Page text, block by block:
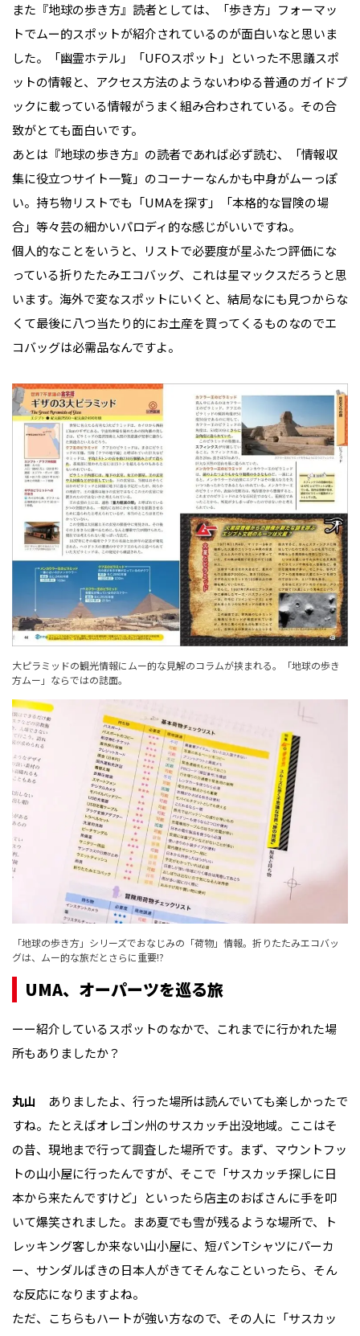
また『地球の歩き方』読者としては、「歩き方」フォーマッ
トでムー的スポットが紹介されているのが面白いなと思いま
した。「幽霊ホテル」「UFOスポット」といった不思議スポ
ットの情報と、アクセス方法のようないわゆる普通のガイドブ
ックに載っている情報がうまく組み合わされている。その合
致がとても面白いです。
あとは『地球の歩き方』の読者であれば必ず読む、「情報収
集に役立つサイト一覧」のコーナーなんかも中身がムーっぽ
い。持ち物リストでも「UMAを探す」「本格的な冒険の場
合」等々芸の細かいパロディ的な感じがいいですね。
個人的なことをいうと、リストで必要度が星ふたつ評価にな
っている折りたたみエコバッグ、これは星マックスだろうと思
います。海外で変なスポットにいくと、結局なにも見つからな
くて最後に八つ当たり的にお土産を買ってくるものなのでエ
コバッグは必需品なんですよ。
大ピラミッドの観光情報にムー的な見解のコラムが挟まれる。「地球の歩き
方ムー」ならではの誌面。
「地球の歩き方」シリーズでおなじみの「荷物」情報。折りたたみエコバッ
グは、ムー的な旅だとさらに重要!?
UMA、オーパーツを巡る旅
ーー紹介しているスポットのなかで、これまでに行かれた場
所もありましたか？
丸山 ありましたよ、行った場所は読んでいても楽しかったで
すね。たとえばオレゴン州のサスカッチ出没地域。ここはそ
の昔、現地まで行って調査した場所です。まず、マウントフッ
トの山小屋に行ったんですが、そこで「サスカッチ探しに日
本から来たんですけど」といったら店主のおばさんに手を叩
いて爆笑されました。まあ夏でも雪が残るような場所で、ト
レッキング客しか来ない山小屋に、短パンTシャツにパーカ
ー、サンダルばきの日本人がきてそんなこといったら、そん
な反応になりますよね。
ただ、こちらもハートが強い方なので、その人に「サスカッ